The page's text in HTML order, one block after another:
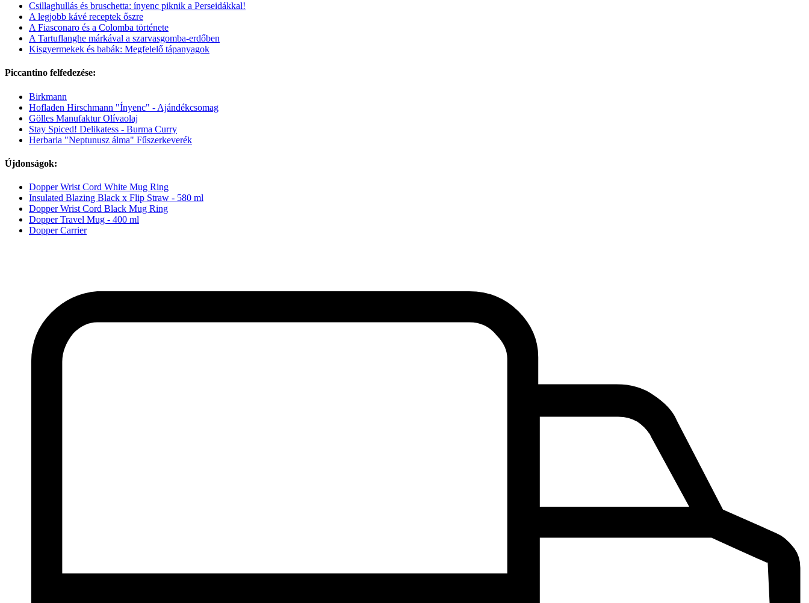
Csillaghullás és bruschetta: ínyenc piknik a Perseidákkal!
A legjobb kávé receptek őszre
A Fiasconaro és a Colomba története
A Tartuflanghe márkával a szarvasgomba-erdőben
Kisgyermekek és babák: Megfelelő tápanyagok
Piccantino felfedezése:
Birkmann
Hofladen Hirschmann "Ínyenc" - Ajándékcsomag
Gölles Manufaktur Olívaolaj
Stay Spiced! Delikatess - Burma Curry
Herbaria "Neptunusz álma" Fűszerkeverék
Újdonságok:
Dopper Wrist Cord White Mug Ring
Insulated Blazing Black x Flip Straw - 580 ml
Dopper Wrist Cord Black Mug Ring
Dopper Travel Mug - 400 ml
Dopper Carrier